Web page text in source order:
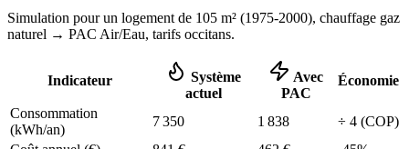
Simulation pour un logement de 105 m² (1975-2000), chauffage gaz
naturel → PAC Air/Eau, tarifs occitans.
Indicateur
Système
actuel
Avec
PAC
Économie
Consommation
(kWh/an)
7 350 1 838 ÷ 4 (COP)